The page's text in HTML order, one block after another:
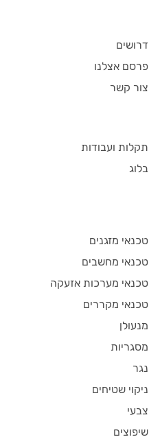
דרושים
פרסם אצלנו
צור קשר
תקלות ועבודות
בלוג
טכנאי מזגנים
טכנאי מחשבים
טכנאי מערכות אזעקה
טכנאי מקררים
מנעולן
מסגריות
נגר
ניקוי שטיחים
צבעי
שיפוצים